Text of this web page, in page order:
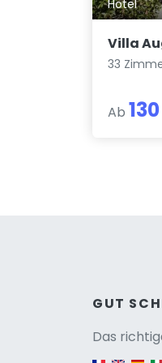
Hotel
Villa
33
Ab
GUT
Das